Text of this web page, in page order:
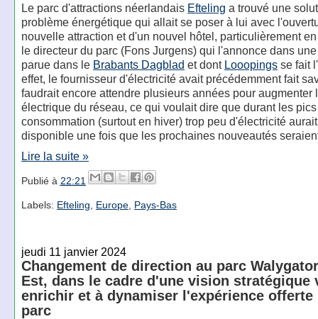
Le parc d'attractions néerlandais Efteling a trouvé une
problème énergétique qui allait se poser à lui avec
nouvelle attraction et d'un nouvel hôtel, particulièrement
le directeur du parc (Fons Jurgens) qui l'annonce dans
parue dans le Brabants Dagblad et dont Looopingsse fait
effet, le fournisseur d'électricité avait précédemment fait
faudrait encore attendre plusieurs années pour augmenter
électrique du réseau, ce qui voulait dire que durant les
consommation (surtout en hiver) trop peu d'électricité
disponible une fois que les prochaines nouveautés
Lire la suite »
Publié à 22:21
Labels: Efteling Europe, Pays-Bas
jeudi 11 janvier 2024
Changement de direction au parc
Est, dans le cadre d'une vision stratégique
enrichir et à dynamiser l'expérience offerte
parc